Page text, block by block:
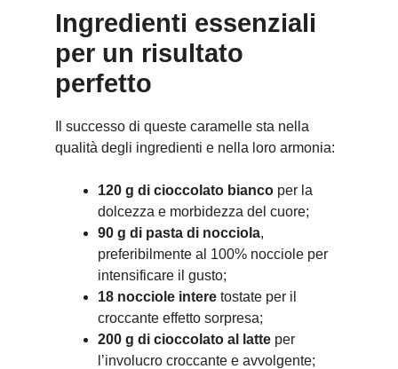
Ingredienti essenziali
per un risultato
perfetto
Il successo di queste caramelle sta nella
qualità degli ingredienti e nella loro armonia:
120 g di cioccolato bianco per la
dolcezza e morbidezza del cuore;
90 g di pasta di nocciola,
preferibilmente al 100% nocciole per
intensificare il gusto;
18 nocciole intere tostate per il
croccante effetto sorpresa;
200 g di cioccolato al latte per
l’involucro croccante e avvolgente;